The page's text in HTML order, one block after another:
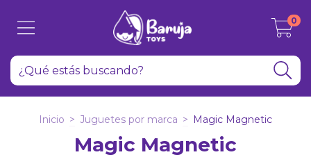
0
Inicio > Juguetes por marca > Magic Magnetic
Magic Magnetic